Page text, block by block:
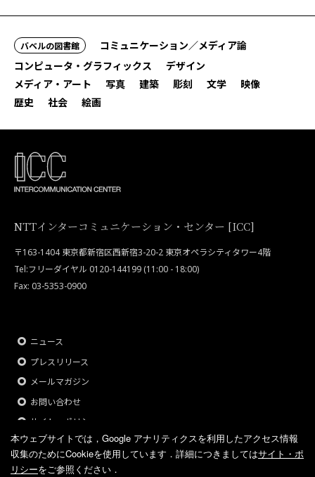
バベルの図書館
コミュニケーション／メディア論
コンピュータ・グラフィックス
デザイン
メディア・アート
写真 建築 彫刻 文学
映像
歴史
社会 絵画
NTTインターコミュニケーション・センター [ICC]
〒163-1404 東京都新宿区西新宿3-20-2 東京オペラシティタワー4階
Tel:フリーダイヤル 0120-144199 (11:00 - 18:00)
Fax: 03-5353-0900
ニュース
プレスリリース
メールマガジン
お問い合わせ
サイト・ポリシー
本ウェブサイトでは，Google アナリティクスを利用したアクセス情報
収集のためにCookieを使用しています． 詳細につきましてはサイト・ポ
リシーをご参照ください．